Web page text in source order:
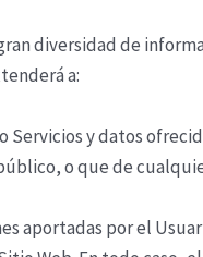
diversidad de
a:
Servicios y datos
o que de
aportadas por el